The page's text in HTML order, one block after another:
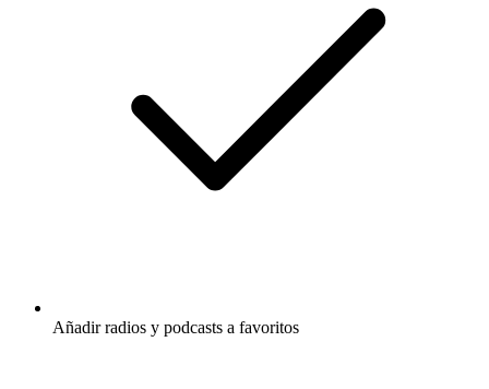
Añadir radios y podcasts a favoritos